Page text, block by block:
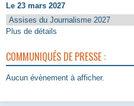
Le 23 mars 2027
Assises du Journalisme 2027
Plus de détails
COMMUNIQUÉS DE PRESSE :
Aucun évènement à afficher.